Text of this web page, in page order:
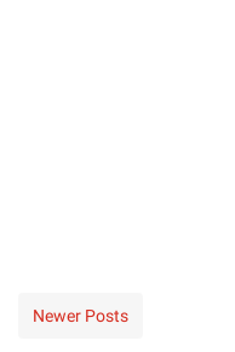
Newer Posts